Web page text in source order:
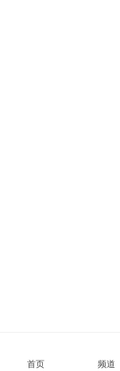
首页 频道